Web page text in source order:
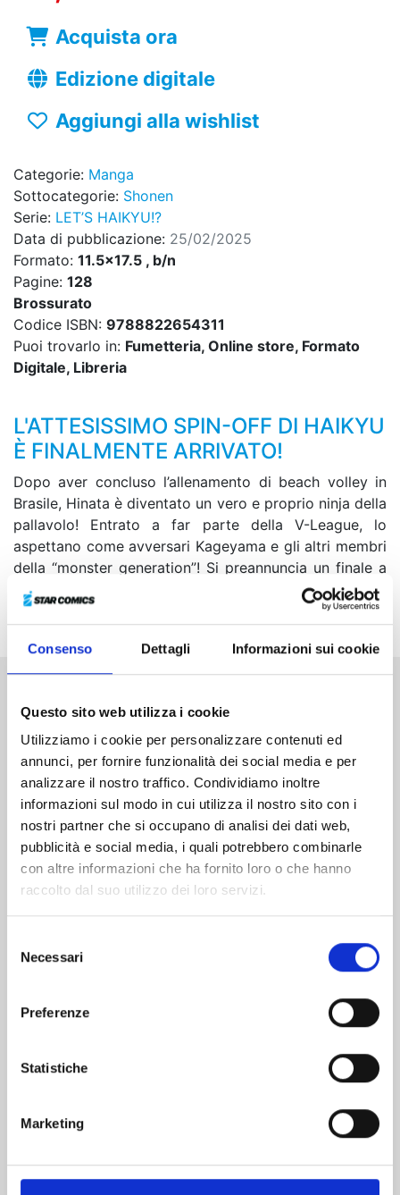
Consenso Dettagli Informazioni sui cookie
Questo sito web utilizza i cookie
Utilizziamo i cookie per personalizzare contenuti ed
annunci, per fornire funzionalità dei social media e per
analizzare il nostro traffico. Condividiamo inoltre
informazioni sul modo in cui utilizza il nostro sito con i
nostri partner che si occupano di analisi dei dati web,
pubblicità e social media, i quali potrebbero combinarle
con altre informazioni che ha fornito loro o che hanno
raccolto dal suo utilizzo dei loro servizi.
delNecessari
Preferenze
Statistiche
Marketing
Acquista ora
Edizione digitale
Aggiungi alla wishlist
Categorie: Manga
Sottocategorie: Shonen
Serie: LET’S HAIKYU!?
Data di pubblicazione: 25/02/2025
Formato: 11.5x17.5 , b/n
Pagine: 128
Brossurato
Codice ISBN: 9788822654311
Puoi trovarlo in: Fumetteria, Online store, Formato
Digitale, Libreria
L'ATTESISSIMO SPIN-OFF DI HAIKYU
È FINALMENTE ARRIVATO!
Dopo aver concluso l’allenamento di beach volley in
Brasile, Hinata è diventato un vero e proprio ninja della
pallavolo! Entrato a far parte della V-League, lo
aspettano come avversari Kageyama e gli altri membri
della “monster generation”! Si preannuncia un finale a
dir poco esorbitante in quest’ultimo volume tutto da
ridere!
Altri volumi della serie